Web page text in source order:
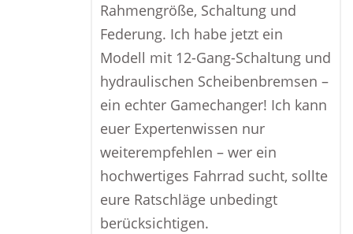
Rahmengröße, Schaltung und
Federung. Ich habe jetzt ein
Modell mit 12-Gang-Schaltung und
hydraulischen Scheibenbremsen –
ein echter Gamechanger! Ich kann
euer Expertenwissen nur
weiterempfehlen – wer ein
hochwertiges Fahrrad sucht, sollte
eure Ratschläge unbedingt
berücksichtigen.